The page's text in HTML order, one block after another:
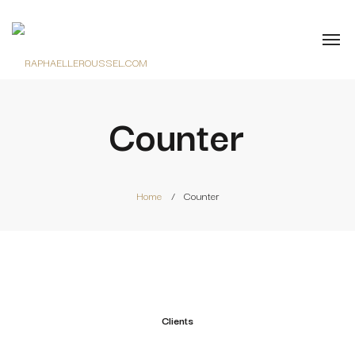
Counter
Home Counter
Clients